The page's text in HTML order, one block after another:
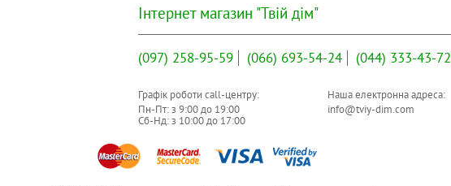
Інтернет магазин "Твій дім"
(097) 258-95-59 (066) 693-54-24 (044) 333-43-72
Графік роботи call-центру:
Пн-Пт: з 9:00до 19:00
Сб-Нд: з 10:00до 17:00
Наша електронна адреса:
info@tviy-dim.com